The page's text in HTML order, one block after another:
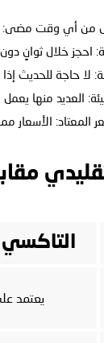
من أي وقت مضى:
احجز خلال ثوانٍ دون
لا حاجة للحديث
العديد منها
الأسعار مماثلة
التاكسي
يعتمد